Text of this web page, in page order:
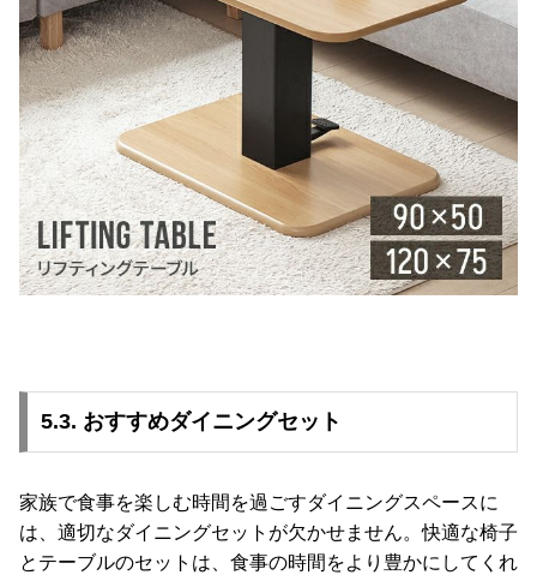
5.3. おすすめダイニングセット
家族で食事を楽しむ時間を過ごすダイニングスペースに
は、適切なダイニングセットが欠かせません。快適な椅子
とテーブルのセットは、食事の時間をより豊かにしてくれ